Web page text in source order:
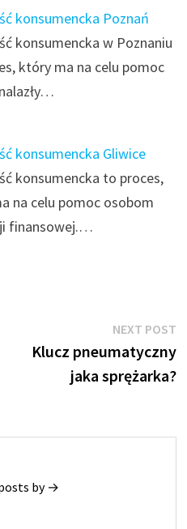
konsumencka Poznań
konsumencka w Poznaniu
który ma na celu pomoc
konsumencka Gliwice
konsumencka to proces,
na celu pomoc osobom
finansowej.…
NEXT POST
Klucz pneumatyczny
jaka sprężarka?
by →